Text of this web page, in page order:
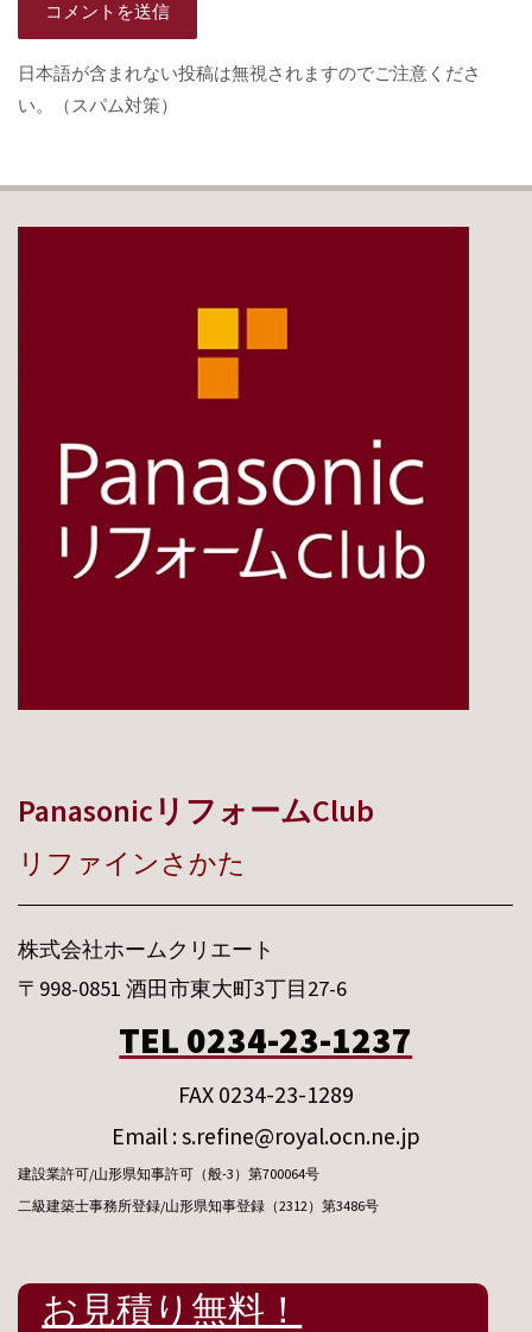
日本語が含まれない投稿は無視されますのでご注意くださ
い。（スパム対策）
PanasonicリフォームClub
リファインさかた
株式会社ホームクリエート
〒998-0851 酒田市東大町3丁目27-6
TEL 0234-23-1237
FAX 0234-23-1289
Email : s.refine@royal.ocn.ne.jp
建設業許可/山形県知事許可（般-3）第700064号
二級建築士事務所登録/山形県知事登録（2312）第3486号
お見積り無料！